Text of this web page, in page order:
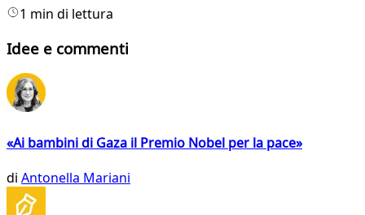
1 min di lettura
Idee e commenti
«Ai bambini di Gaza il Premio Nobel per la pace»
di Antonella Mariani